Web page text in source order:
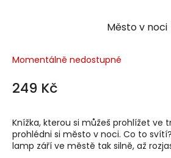
Město v noci
Momentálně nedostupné
249 Kč
Knížka, kterou si můžeš prohlížet ve
prohlédni si město v noci. Co to
lamp září ve městě tak silně, až